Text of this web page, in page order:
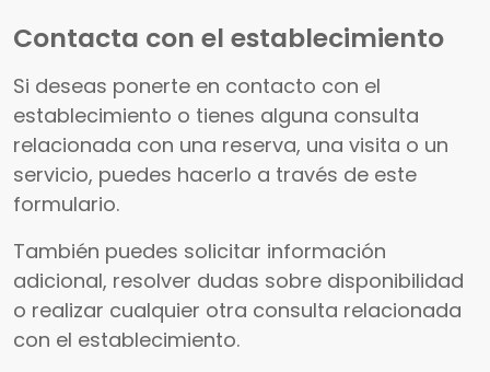
Contacta con el establecimiento
Si deseas ponerte en contacto con el
establecimiento o tienes alguna consulta
relacionada con una reserva, una visita o un
servicio, puedes hacerlo a través de este
formulario.
También puedes solicitar información
adicional, resolver dudas sobre disponibilidad
o realizar cualquier otra consulta relacionada
con el establecimiento.